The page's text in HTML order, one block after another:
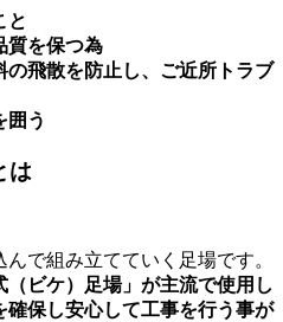
と
質を保つ為
の飛散を防止し、ご近所トラブ
囲う
は
で組み立てていく足場です。
ビケ）足場」が主流で使用し
保し安心して工事を行う事が